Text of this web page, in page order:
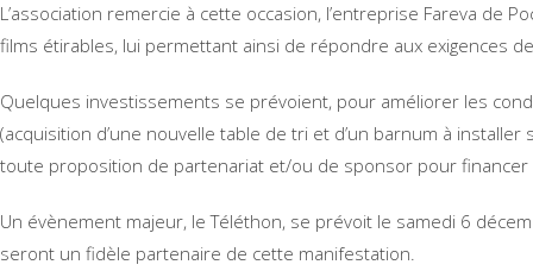
L’association remercie à cette occasion, l’entreprise Fareva de
films étirables, lui permettant ainsi de répondre aux exigences
Quelques investissements se prévoient, pour améliorer les
(acquisition d’une nouvelle table de tri et d’un barnum à
toute proposition de partenariat et/ou de sponsor pour financer
Un évènement majeur, le Téléthon, se prévoit le samedi 6
seront un fidèle partenaire de cette manifestation.